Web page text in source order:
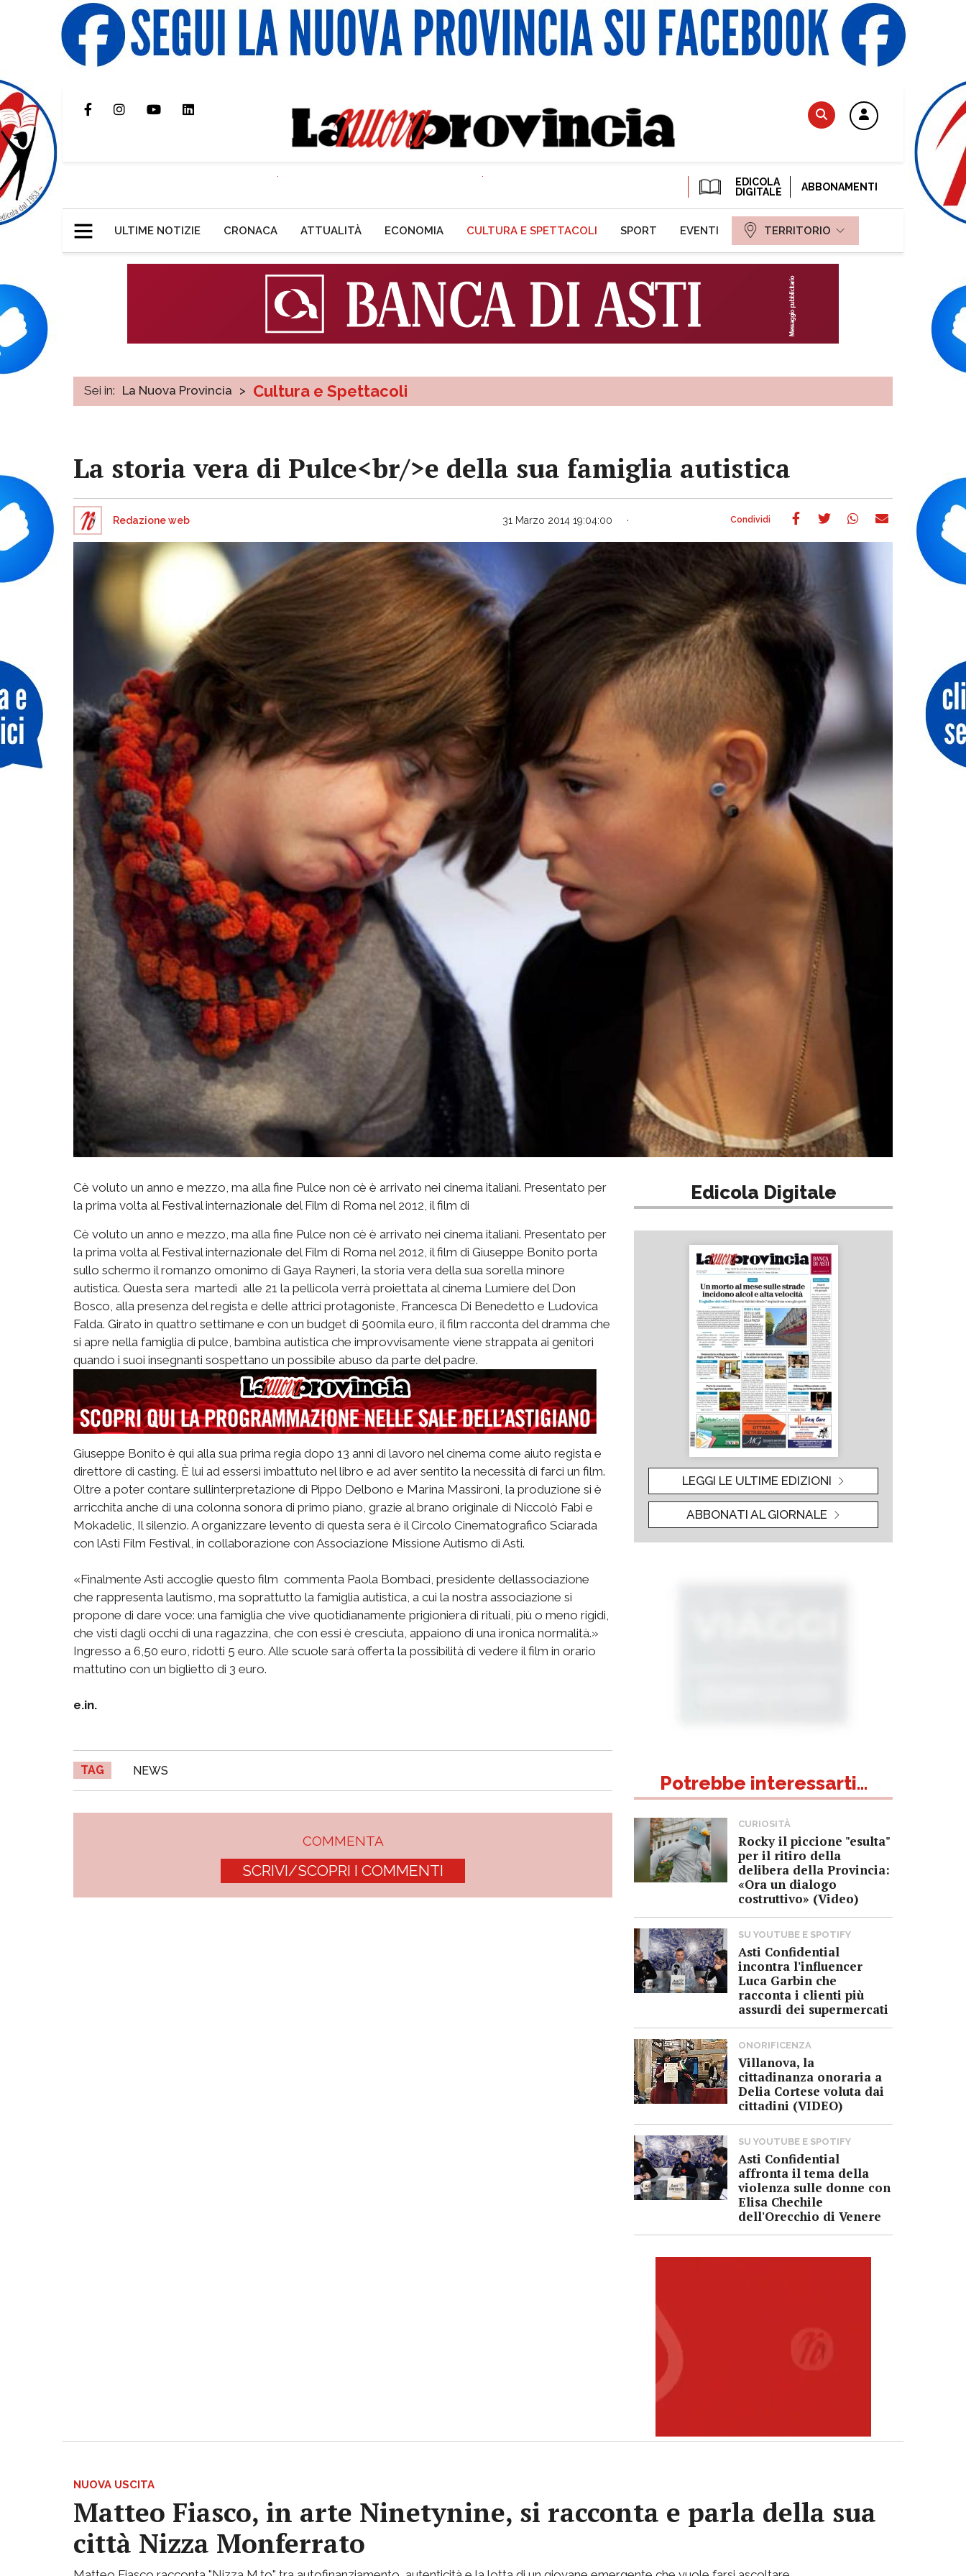
EDICOLA
DIGITALE
ABBONAMENTI
ULTIME NOTIZIE CRONACA ATTUALITÀ ECONOMIA CULTURA E SPETTACOLI SPORT EVENTI TERRITORIO
Sei in: La Nuova Provincia > Cultura e Spettacoli
La storia vera di Pulce<br/>e della sua famiglia autistica
Redazione web 31 Marzo 2014 19:04:00
Cè voluto un anno e mezzo, ma alla fine Pulce non cè è arrivato nei cinema italiani. Presentato per
la prima volta al Festival internazionale del Film di Roma nel 2012, il film di
Cè voluto un anno e mezzo, ma alla fine Pulce non cè è arrivato nei cinema italiani. Presentato per
la prima volta al Festival internazionale del Film di Roma nel 2012, il film di Giuseppe Bonito porta
sullo schermo il romanzo omonimo di Gaya Rayneri, la storia vera della sua sorella minore
autistica. Questa sera  martedì  alle 21 la pellicola verrà proiettata al cinema Lumiere del Don
Bosco, alla presenza del regista e delle attrici protagoniste, Francesca Di Benedetto e Ludovica
Falda. Girato in quattro settimane e con un budget di 500mila euro, il film racconta del dramma che
si apre nella famiglia di pulce, bambina autistica che improvvisamente viene strappata ai genitori
quando i suoi insegnanti sospettano un possibile abuso da parte del padre.
Giuseppe Bonito è qui alla sua prima regia dopo 13 anni di lavoro nel cinema come aiuto regista e
direttore di casting. È lui ad essersi imbattuto nel libro e ad aver sentito la necessità di farci un film.
Oltre a poter contare sullinterpretazione di Pippo Delbono e Marina Massironi, la produzione si è
arricchita anche di una colonna sonora di primo piano, grazie al brano originale di Niccolò Fabi e
Mokadelic, Il silenzio. A organizzare levento di questa sera è il Circolo Cinematografico Sciarada
con lAsti Film Festival, in collaborazione con Associazione Missione Autismo di Asti.
«Finalmente Asti accoglie questo film  commenta Paola Bombaci, presidente dellassociazione 
che rappresenta lautismo, ma soprattutto la famiglia autistica, a cui la nostra associazione si
propone di dare voce: una famiglia che vive quotidianamente prigioniera di rituali, più o meno rigidi,
che visti dagli occhi di una ragazzina, che con essi è cresciuta, appaiono di una ironica normalità.»
Ingresso a 6,50 euro, ridotti 5 euro. Alle scuole sarà offerta la possibilità di vedere il film in orario
mattutino con un biglietto di 3 euro.
e.in.
TAG NEWS
COMMENTA
SCRIVI/SCOPRI I COMMENTI
Edicola Digitale
LEGGI LE ULTIME EDIZIONI
ABBONATI AL GIORNALE
Potrebbe interessarti...
CURIOSITÀ
Rocky il piccione "esulta"
per il ritiro della
delibera della Provincia:
«Ora un dialogo
costruttivo» (Video)
SU YOUTUBE E SPOTIFY
Asti Confidential
incontra l'influencer
Luca Garbin che
racconta i clienti più
assurdi dei supermercati
ONORIFICENZA
Villanova, la
cittadinanza onoraria a
Delia Cortese voluta dai
cittadini (VIDEO)
SU YOUTUBE E SPOTIFY
Asti Confidential
affronta il tema della
violenza sulle donne con
Elisa Chechile
dell'Orecchio di Venere
NUOVA USCITA
Matteo Fiasco, in arte Ninetynine, si racconta e parla della sua
città Nizza Monferrato